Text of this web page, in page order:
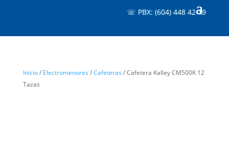
☏ PBX: (604) 448 42 19
Inicio/ Electromenores /Cafeteras / Cafetera Kalley CM500K 12
Tazas